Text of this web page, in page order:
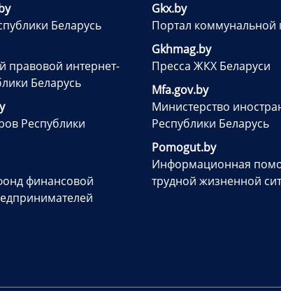
Беларусь
правовой интернет-
Беларусь
Республики
финансовой
Gkx.by
Портал коммунальной
Gkhmag.by
Пресса ЖКХ Беларуси
Mfa.gov.by
Министерство
Республики Беларусь
Pomogut.by
Информационная
трудной жизненной